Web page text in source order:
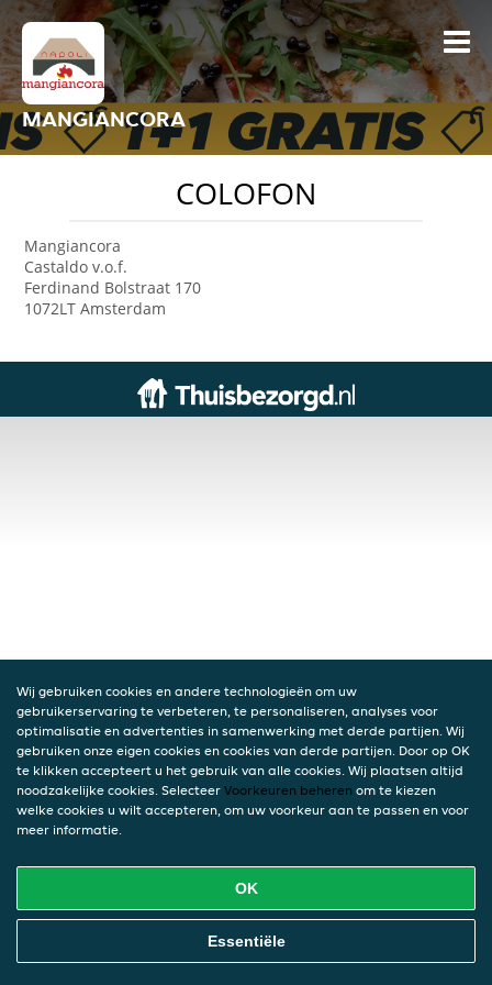
MANGIANCORA
COLOFON
Mangiancora
Castaldo v.o.f.
Ferdinand Bolstraat 170
1072LT Amsterdam
Wij gebruiken cookies en andere technologieën om uw
gebruikerservaring te verbeteren, te personaliseren, analyses voor
optimalisatie en advertenties in samenwerking met derde partijen. Wij
gebruiken onze eigen cookies en cookies van derde partijen. Door op OK
te klikken accepteert u het gebruik van alle cookies. Wij plaatsen altijd
noodzakelijke cookies. Selecteer Voorkeuren beheren om te kiezen
welke cookies u wilt accepteren, om uw voorkeur aan te passen en voor
meer informatie.
OK
Essentiële